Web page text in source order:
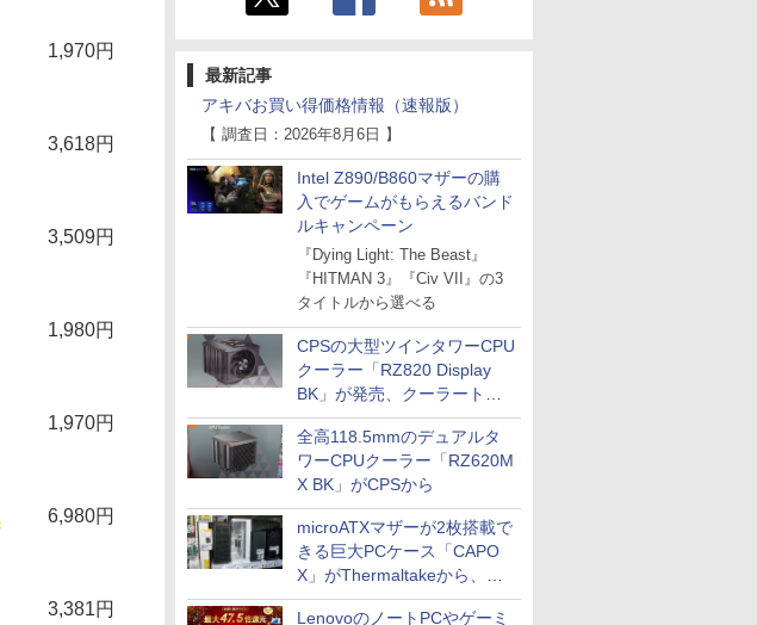
最新記事
アキバお買い得価格情報（速報版）
【 調査日：2026年8月6日 】
Intel Z890/B860マザーの購
入でゲームがもらえるバンド
ルキャンペーン
『Dying Light: The Beast』
『HITMAN 3』『Civ VII』の3
タイトルから選べる
CPSの大型ツインタワーCPU
クーラー「RZ820 Display
BK」が発売、クーラートッ
プに5インチ液晶搭載
全高118.5mmのデュアルタ
ワーCPUクーラー「RZ620M
X BK」がCPSから
microATXマザーが2枚搭載で
きる巨大PCケース「CAPO
X」がThermaltakeから、カ
ラーは2色
LenovoのノートPCやゲーミ
1,970円
3,618円
3,509円
1,980円
1,970円
6,980円
3,381円